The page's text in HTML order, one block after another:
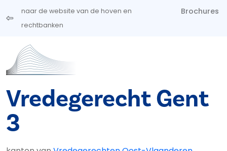
Overslaan en naar de inhoud gaan
naar de website van de hoven en
rechtbanken
Brochures
Vredegerecht Gent
3